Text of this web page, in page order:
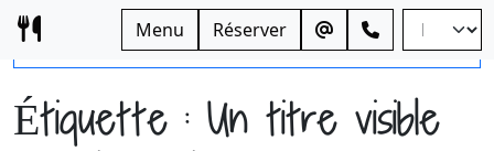
Skip to content
Menu Réserver
Étiquette : Un titre visible
Open side menu